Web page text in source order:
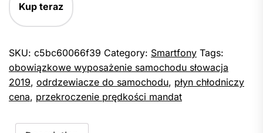
Kup teraz
SKU: c5bc60066f39 Category: Smartfony Tags:
obowiązkowe wyposażenie samochodu słowacja
2019, odrdzewiacze do samochodu, płyn chłodniczy
cena, przekroczenie prędkości mandat